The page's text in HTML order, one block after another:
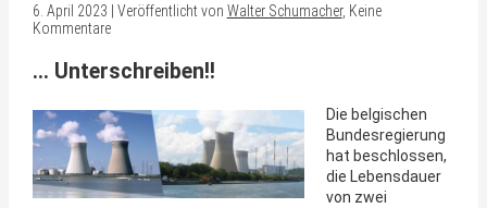
6. April 2023 | Veröffentlicht von Walter Schumacher, Keine
Kommentare
… Unterschreiben!!
Die belgischen
Bundesregierung
hat beschlossen,
die Lebensdauer
von zwei